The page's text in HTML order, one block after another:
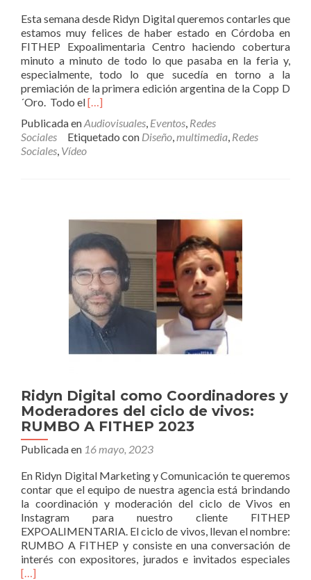
Esta semana desde Ridyn Digital queremos contarles que
estamos muy felices de haber estado en Córdoba en
FITHEP Expoalimentaria Centro haciendo cobertura
minuto a minuto de todo lo que pasaba en la feria y,
especialmente, todo lo que sucedía en torno a la
premiación de la primera edición argentina de la Copp D
´Oro. Todo elLeer
parte
de
Primera
Edición
[…]
Publicada enAudiovisuales, Eventos, Redes
Sociales
Etiquetado con Diseño,multimedia, Redes
Sociales, Vídeo
Ridyn Digital como Coordinadores y
Moderadores del ciclo de vivos:
RUMBO A FITHEP 2023
Publicada en 16 mayo, 2023
En Ridyn Digital Marketing y Comunicación te queremos
contar que el equipo de nuestra agencia está brindando
la coordinación y moderación del ciclo de Vivos en
Instagram para nuestro cliente FITHEP
EXPOALIMENTARIA. El ciclo de vivos, llevan el nombre:
RUMBO A FITHEP y consiste en una conversación de
interés con expositores, jurados e invitados especiales
[…]